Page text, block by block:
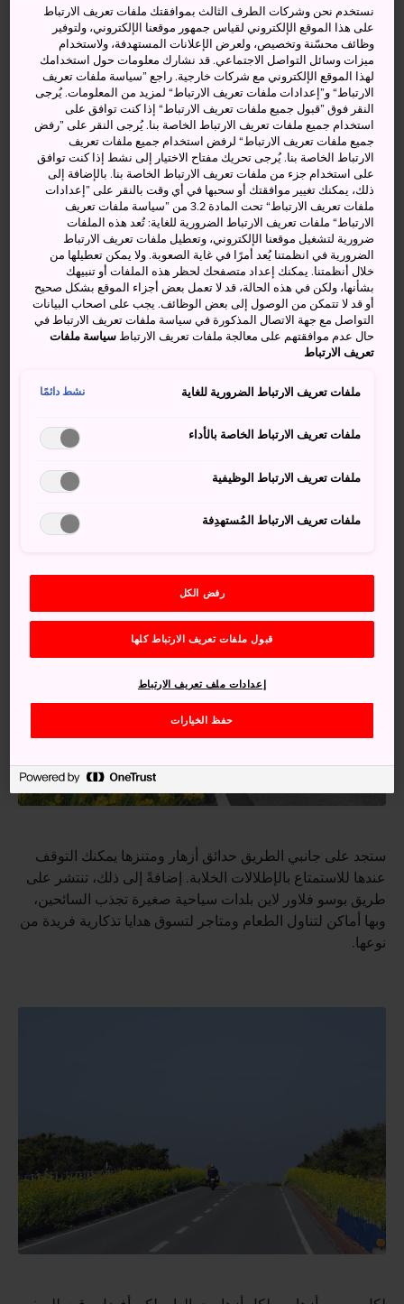
على امتداد الساحل
تشتهرتشيبا
بأزهارها المفعمة بالألوان في فصل الربيع،
وطريق بوسو فلاور لاين هو المكان المثالي للاستمتاع برؤيتها.
يمتد الطريق بطول 46 كيلومترًا على طول الساحل الجنوبي
لشبه الجزيرة من شيكورا إلى تاتياما. وعلى كلا جانبيه، يمكنك أن
تحظى بمشاهدة إطلالات خلابة على مدار العام.
حقائق سريعة
واحد من أفضل 100 طريق في اليابان
اكتمل إنشاء الطريق عام 1966، حيث يبدأ من منطقة مدينة
تاتياما في الركن الجنوبي الغربي من شبه جزيرة بوسو
كيفية الوصول
طرق كيسارازو، اتجه إلى طريق تاتياما السريع المؤدي إلى مدينة
في محطة طوكيو، استقل قطار خط جيه آر سوبو إلى محطة
تشيبا. قم بالتغيير إلى خط جيه آر أوتشيبو وانزل في محطة
ستجد على جانبي الطريق حدائق أزهار ومتنزها يمكنك التوقف
عندها للاستمتاع بالإطلالات الخلابة. إضافةً إلى ذلك، تنتشر على
طريق بوسو فلاور لاين بلدات سياحية صغيرة تجذب السائحين،
وبها أماكن لتناول الطعام ومتاجر لتسوق هدايا تذكارية فريدة من
نوعها.
نستخدم نحن وشركات الطرف الثالث بموافقتك ملفات تعريف الارتباط
على هذا الموقع الإلكتروني لقياس جمهور موقعنا الإلكتروني، ولتوفير
وظائف محسّنة وتخصيص، ولعرض الإعلانات المستهدفة، ولاستخدام
ميزات وسائل التواصل الاجتماعي. قد نشارك معلومات حول استخدامك
لهذا الموقع الإلكتروني مع شركات خارجية. راجع ”سياسة ملفات تعريف
الارتباط“ و”إعدادات ملفات تعريف الارتباط“ لمزيد من المعلومات. يُرجى
النقر فوق ”قبول جميع ملفات تعريف الارتباط“ إذا كنت توافق على
استخدام جميع ملفات تعريف الارتباط الخاصة بنا. يُرجى النقر على ”رفض
جميع ملفات تعريف الارتباط“ لرفض استخدام جميع ملفات تعريف
الارتباط الخاصة بنا. يُرجى تحريك مفتاح الاختيار إلى نشط إذا كنت توافق
على استخدام جزء من ملفات تعريف الارتباط الخاصة بنا. بالإضافة إلى
ذلك، يمكنك تغيير موافقتك أو سحبها في أي وقت بالنقر على ”إعدادات
ملفات تعريف الارتباط“ تحت المادة 3.2 من ”سياسة ملفات تعريف
الارتباط“ ملفات تعريف الارتباط الضرورية للغاية: تُعد هذه الملفات
ضرورية لتشغيل موقعنا الإلكتروني، وتعطيل ملفات تعريف الارتباط
الضرورية في انظمتنا يُعد أمرًا في غاية الصعوبة. ولا يمكن تعطيلها من
خلال أنظمتنا. يمكنك إعداد متصفحك لحظر هذه الملفات أو تنبيهك
بشأنها، ولكن في هذه الحالة، قد لا تعمل بعض أجزاء الموقع بشكل صحيح
أو قد لا تتمكن من الوصول إلى بعض الوظائف. يجب على اصحاب البيانات
التواصل مع جهة الاتصال المذكورة في سياسة ملفات تعريف الارتباط في
حال عدم موافقتهم على معالجة ملفات تعريف الارتباطسياسة ملفات
تعريف الارتباط
ملفات تعريف الارتباط الضرورية للغاية نشط دائمًا
ملفات تعريف الارتباط الخاصة بالأداء
ملفات تعريف الارتباط الوظيفية
ملفات تعريف الارتباط المُستهدِفة
رفض الكل
قبول ملفات تعريف الارتباط كلها
حفظ الخيارات
إعدادات ملف تعريف الارتباط